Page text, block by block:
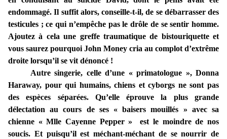
endommagé. Il suffit alors, conseille-t-il, de se débarrasser des
testicules ; ce qui n’empêche pas le drôle de se sentir homme.
Ajoutez à cela une greffe traumatique de bistouriquette et
vous saurez pourquoi John Money cria au complot d’extrême
droite lorsqu’il se vit dénoncé !
Autre singerie, celle d’une « primatologue », Donna
Haraway, pour qui humains, chiens et cyborgs ne sont pas
des espèces séparées. Qu’elle éprouve la plus grande
délectation au cours de ses « baisers mouillés » avec sa
chienne « Mlle Cayenne Pepper » est le moindre de nos
soucis. Et puisqu’il est méchant-méchant de se nourrir de